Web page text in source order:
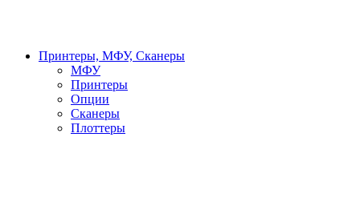
Принтеры, МФУ, Сканеры
МФУ
Принтеры
Опции
Сканеры
Плоттеры